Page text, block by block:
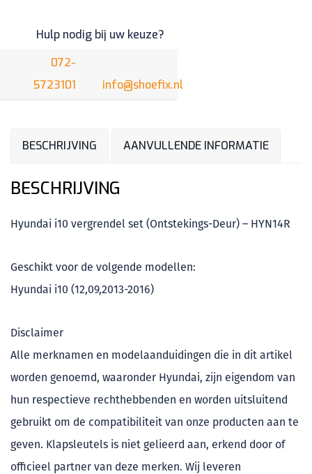
Hulp nodig bij uw keuze?
072-
5723101
info@shoefix.nl
BESCHRIJVING AANVULLENDE INFORMATIE
BESCHRIJVING
Hyundai i10 vergrendel set (Ontstekings-Deur) – HYN14R
Geschikt voor de volgende modellen:
Hyundai i10 (12,09,2013-2016)
Disclaimer
Alle merknamen en modelaanduidingen die in dit artikel
worden genoemd, waaronder Hyundai, zijn eigendom van
hun respectieve rechthebbenden en worden uitsluitend
gebruikt om de compatibiliteit van onze producten aan te
geven. Klapsleutels is niet gelieerd aan, erkend door of
officieel partner van deze merken. Wij leveren